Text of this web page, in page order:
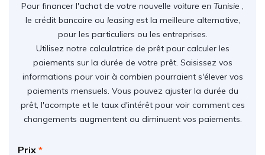
Pour financer l'achat de votre nouvelle voiture en Tunisie ,
le crédit bancaire ou leasingest la meilleure alternative,
pour les particuliers ou les entreprises.
Utilisez notre calculatrice de prêt pour calculer les
paiements sur la durée de votre prêt. Saisissez vos
informations pour voir à combien pourraient s'élever vos
paiements mensuels. Vous pouvez ajuster la durée du
prêt, l'acompte et le taux d'intérêt pour voir comment ces
changements augmentent ou diminuent vos paiements.
Prix *